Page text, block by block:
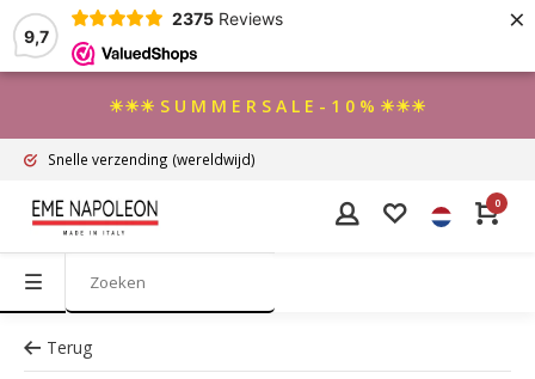
9,7
2375 Reviews ×
☀☀☀ S U M M E R S A L E - 1 0 % ☀☀☀
Snelle verzending (wereldwijd)
0
Terug